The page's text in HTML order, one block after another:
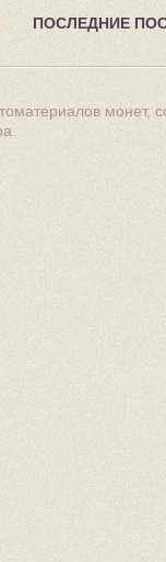
ПОСЛЕДНИЕ
монет,